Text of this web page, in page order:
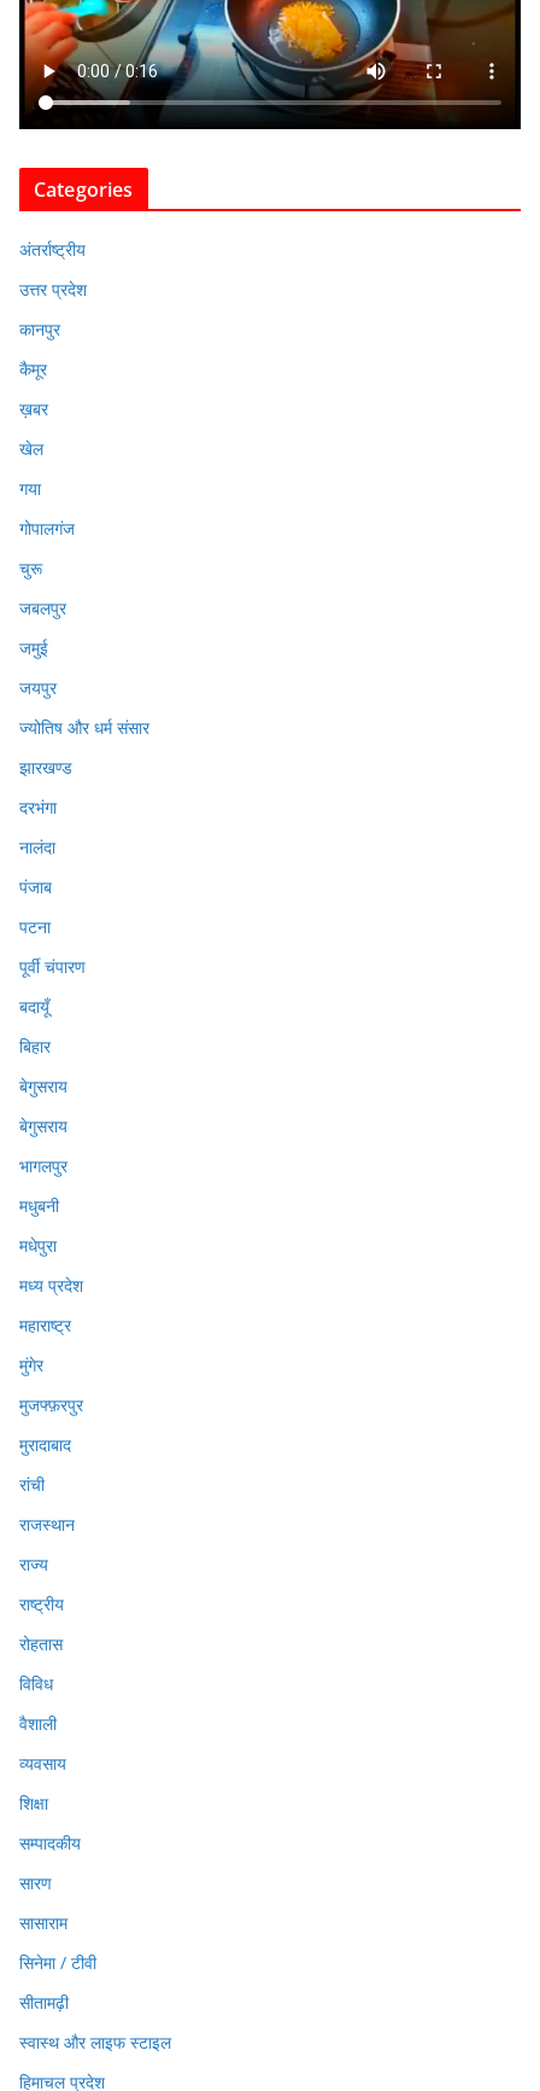
Categories
अंतर्राष्ट्रीय
उत्तर प्रदेश
कानपुर
कैमूर
ख़बर
खेल
गया
गोपालगंज
चुरू
जबलपुर
जमुई
जयपुर
ज्योतिष और धर्म संसार
झारखण्ड
दरभंगा
नालंदा
पंजाब
पटना
पूर्वी चंपारण
बदायूँ
बिहार
बेगुसराय
बेगुसराय
भागलपुर
मधुबनी
मधेपुरा
मध्य प्रदेश
महाराष्ट्र
मुंगेर
मुजफ्फ़रपुर
मुरादाबाद
रांची
राजस्थान
राज्य
राष्ट्रीय
रोहतास
विविध
वैशाली
व्यवसाय
शिक्षा
सम्पादकीय
सारण
सासाराम
सिनेमा / टीवी
सीतामढ़ी
स्वास्थ और लाइफ स्टाइल
हिमाचल प्रदेश